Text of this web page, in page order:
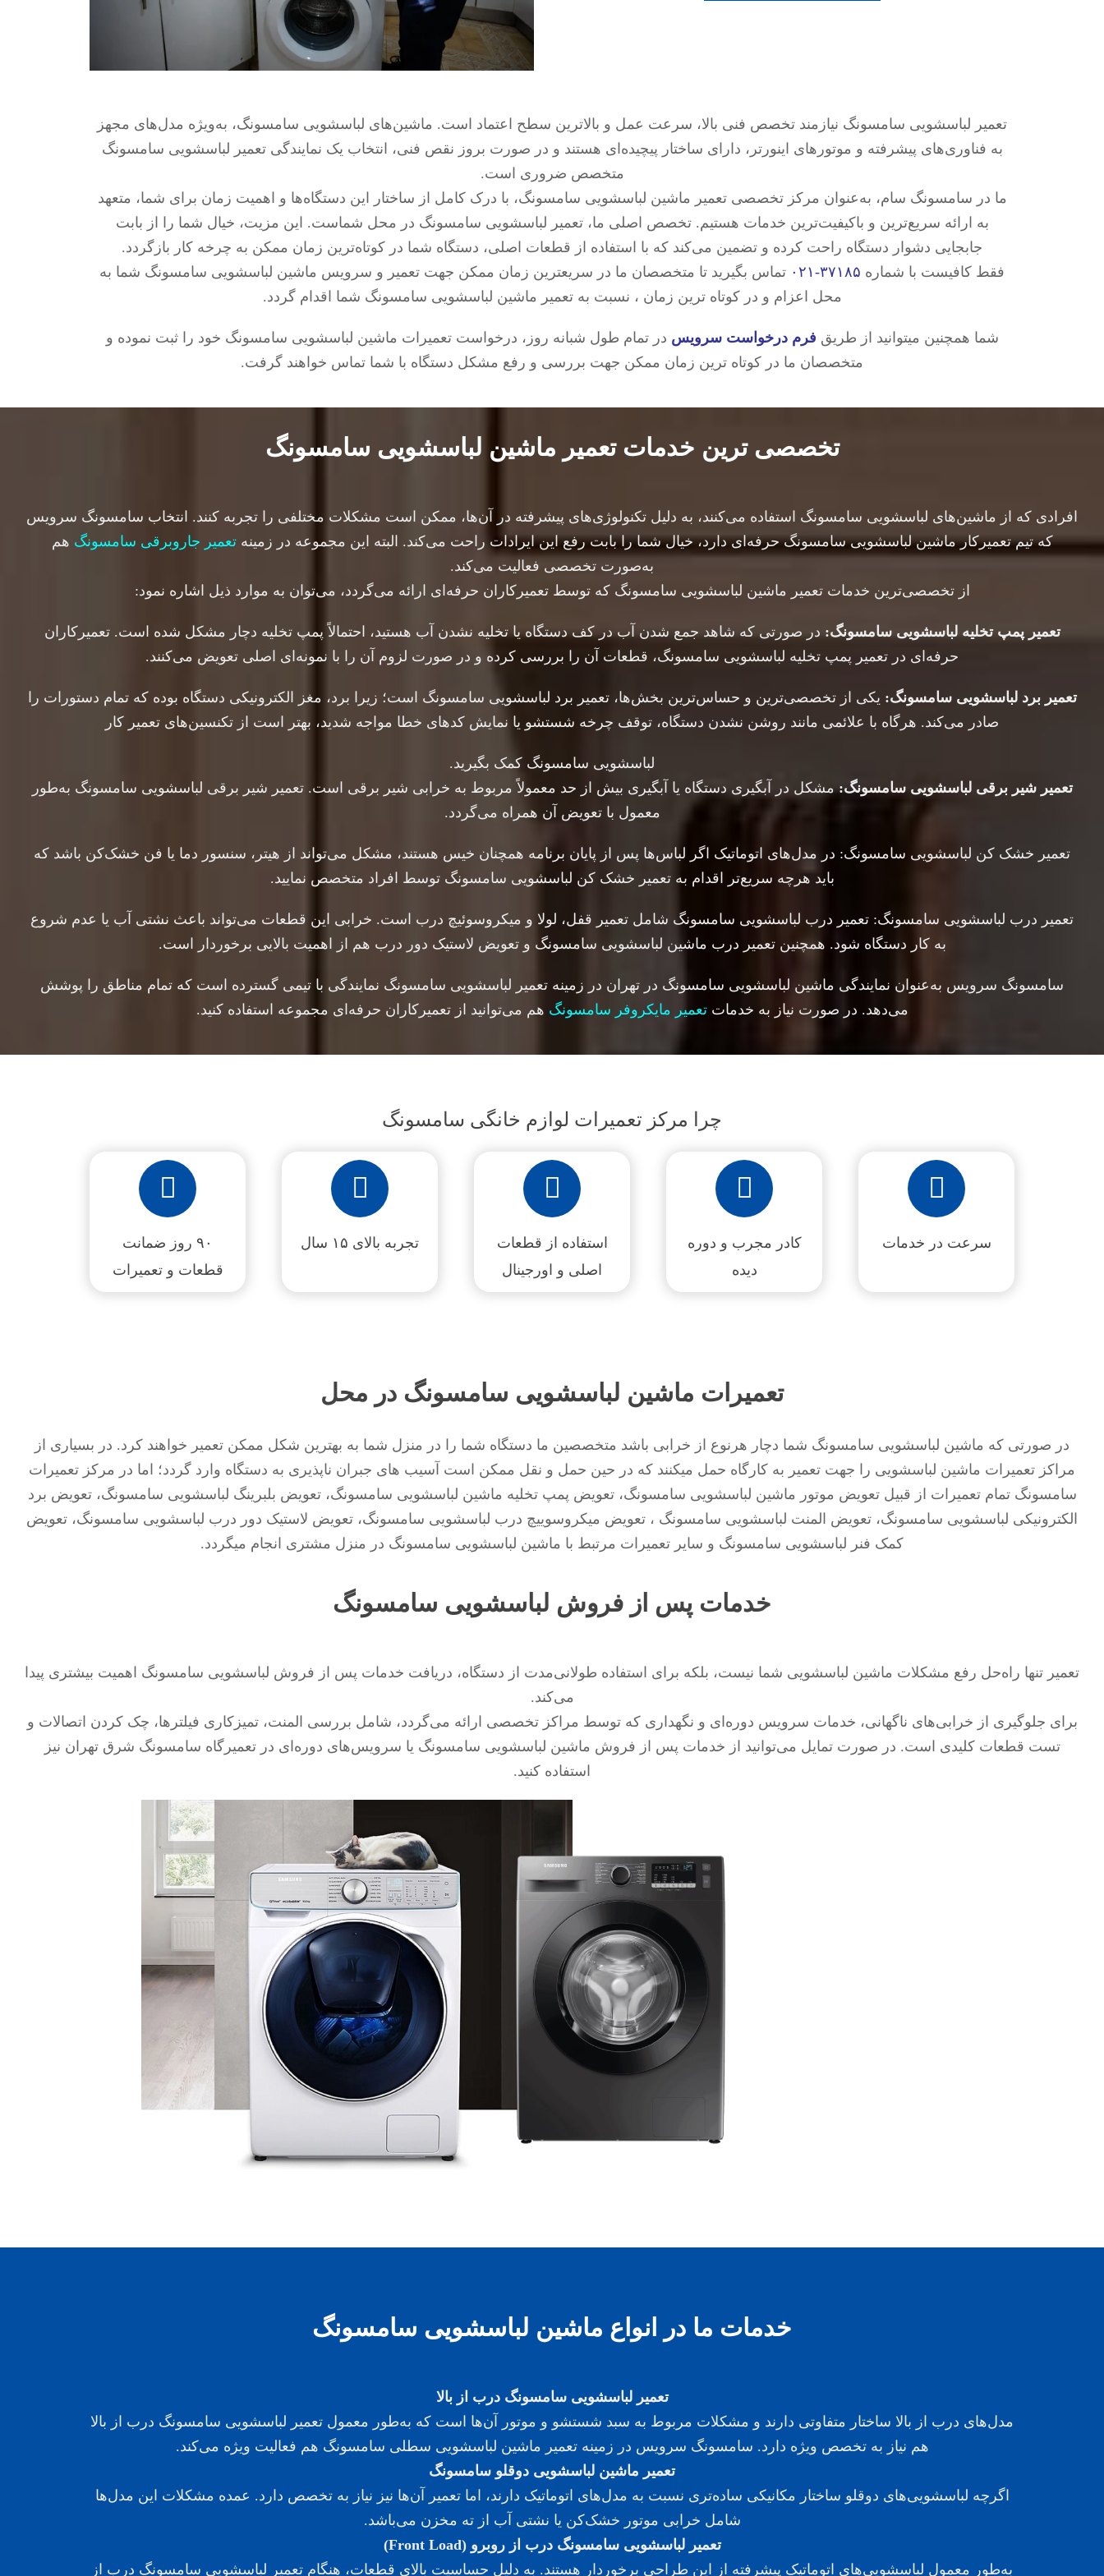
تعمیر لباسشویی سامسونگ نیازمند تخصص فنی بالا، سرعت عمل و بالاترین سطح اعتماد است. ماشین‌های لباسشویی سامسونگ، به‌ویژه مدل‌های مجهز
به فناوری‌های پیشرفته و موتورهای اینورتر، دارای ساختار پیچیده‌ای هستند و در صورت بروز نقص فنی، انتخاب یک نمایندگی تعمیر لباسشویی سامسونگ
متخصص ضروری است.
ما در سامسونگ سام، به‌عنوان مرکز تخصصی تعمیر ماشین لباسشویی سامسونگ، با درک کامل از ساختار این دستگاه‌ها و اهمیت زمان برای شما، متعهد
به ارائه سریع‌ترین و باکیفیت‌ترین خدمات هستیم. تخصص اصلی ما، تعمیر لباسشویی سامسونگ در محل شماست. این مزیت، خیال شما را از بابت
جابجایی دشوار دستگاه راحت کرده و تضمین می‌کند که با استفاده از قطعات اصلی، دستگاه شما در کوتاه‌ترین زمان ممکن به چرخه کار بازگردد.
فقط کافیست با شماره ۳۷۱۸۵-۰۲۱
تماس بگیرید تا متخصصان ما در سریعترین زمان ممکن جهت تعمیر و سرویس ماشین لباسشویی سامسونگ شما به
محل اعزام و در کوتاه ترین زمان ، نسبت به تعمیر ماشین لباسشویی سامسونگ شما اقدام گردد.
شما همچنین میتوانید از طریق فرم درخواست سرویس در تمام طول شبانه روز، درخواست تعمیرات ماشین لباسشویی سامسونگ خود را ثبت نموده و
متخصصان ما در کوتاه ترین زمان ممکن جهت بررسی و رفع مشکل دستگاه با شما تماس خواهند گرفت.
تخصصی ترین خدمات تعمیر ماشین لباسشویی سامسونگ
افرادی که از ماشین‌های لباسشویی سامسونگ استفاده می‌کنند، به دلیل تکنولوژی‌های پیشرفته در آن‌ها، ممکن است مشکلات مختلفی را تجربه کنند. انتخاب سامسونگ سرویس
که تیم تعمیرکار ماشین لباسشویی سامسونگ حرفه‌ای دارد، خیال شما را بابت رفع این ایرادات راحت می‌کند. البته این مجموعه در زمینهتعمیر جاروبرقی سامسونگ هم
به‌صورت تخصصی فعالیت می‌کند.
از تخصصی‌ترین خدمات تعمیر ماشین لباسشویی سامسونگ که توسط تعمیرکاران حرفه‌ای ارائه می‌گردد، می‌توان به موارد ذیل اشاره نمود:
تعمیر پمپ تخلیه لباسشویی سامسونگ: در صورتی که شاهد جمع شدن آب در کف دستگاه یا تخلیه نشدن آب هستید، احتمالاً پمپ تخلیه دچار مشکل شده است. تعمیرکاران
حرفه‌ای در تعمیر پمپ تخلیه لباسشویی سامسونگ، قطعات آن را بررسی کرده و در صورت لزوم آن را با نمونه‌ای اصلی تعویض می‌کنند.
تعمیر برد لباسشویی سامسونگ: یکی از تخصصی‌ترین و حساس‌ترین بخش‌ها، تعمیر برد لباسشویی سامسونگ است؛ زیرا برد، مغز الکترونیکی دستگاه بوده که تمام دستورات را
صادر می‌کند. هرگاه با علائمی مانند روشن نشدن دستگاه، توقف چرخه شستشو یا نمایش کدهای خطا مواجه شدید، بهتر است از تکنسین‌های تعمیر کار
لباسشویی سامسونگ کمک بگیرید.
تعمیر شیر برقی لباسشویی سامسونگ: مشکل در آبگیری دستگاه یا آبگیری بیش از حد معمولاً مربوط به خرابی شیر برقی است. تعمیر شیر برقی لباسشویی سامسونگ به‌طور
معمول با تعویض آن همراه می‌گردد.
تعمیر خشک کن لباسشویی سامسونگ: در مدل‌های اتوماتیک اگر لباس‌ها پس از پایان برنامه همچنان خیس هستند، مشکل می‌تواند از هیتر، سنسور دما یا فن خشک‌کن باشد که
باید هرچه سریع‌تر اقدام به تعمیر خشک کن لباسشویی سامسونگ توسط افراد متخصص نمایید.
تعمیر درب لباسشویی سامسونگ: تعمیر درب لباسشویی سامسونگ شامل تعمیر قفل، لولا و میکروسوئیچ درب است. خرابی این قطعات می‌تواند باعث نشتی آب یا عدم شروع
به کار دستگاه شود. همچنین تعمیر درب ماشین لباسشویی سامسونگ و تعویض لاستیک دور درب هم از اهمیت بالایی برخوردار است.
سامسونگ سرویس به‌عنوان نمایندگی ماشین لباسشویی سامسونگ در تهران در زمینه تعمیر لباسشویی سامسونگ نمایندگی با تیمی گسترده است که تمام مناطق را پوشش
می‌دهد. در صورت نیاز به خدماتتعمیر مایکروفر سامسونگ هم می‌توانید از تعمیرکاران حرفه‌ای مجموعه استفاده کنید.
چرا مرکز تعمیرات لوازم خانگی سامسونگ
سرعت در خدمات
کادر مجرب و دوره
دیده
استفاده از قطعات
اصلی و اورجینال
تجربه بالای ۱۵ سال
۹۰ روز ضمانت
قطعات و تعمیرات
تعمیرات ماشین لباسشویی سامسونگ در محل
در صورتی که ماشین لباسشویی سامسونگ شما دچار هرنوع از خرابی باشد متخصصین ما دستگاه شما را در منزل شما به بهترین شکل ممکن تعمیر خواهند کرد. در بسیاری از
مراکز تعمیرات ماشین لباسشویی را جهت تعمیر به کارگاه حمل میکنند که در حین حمل و نقل ممکن است آسیب های جبران ناپذیری به دستگاه وارد گردد؛ اما در مرکز تعمیرات
سامسونگ تمام تعمیرات از قبیل تعویض موتور ماشین لباسشویی سامسونگ، تعویض پمپ تخلیه ماشین لباسشویی سامسونگ، تعویض بلبرینگ لباسشویی سامسونگ، تعویض برد
الکترونیکی لباسشویی سامسونگ، تعویض المنت لباسشویی سامسونگ ، تعویض میکروسوییچ درب لباسشویی سامسونگ، تعویض لاستیک دور درب لباسشویی سامسونگ، تعویض
کمک فنر لباسشویی سامسونگ و سایر تعمیرات مرتبط با ماشین لباسشویی سامسونگ در منزل مشتری انجام میگردد.
خدمات پس از فروش لباسشویی سامسونگ
تعمیر تنها راه‌حل رفع مشکلات ماشین لباسشویی شما نیست، بلکه برای استفاده طولانی‌مدت از دستگاه، دریافت خدمات پس از فروش لباسشویی سامسونگ اهمیت بیشتری پیدا
می‌کند.
برای جلوگیری از خرابی‌های ناگهانی، خدمات سرویس دوره‌ای و نگهداری که توسط مراکز تخصصی ارائه می‌گردد، شامل بررسی المنت، تمیزکاری فیلترها، چک کردن اتصالات و
تست قطعات کلیدی است. در صورت تمایل می‌توانید از خدمات پس از فروش ماشین لباسشویی سامسونگ یا سرویس‌های دوره‌ای در تعمیرگاه سامسونگ شرق تهران نیز
استفاده کنید.
خدمات ما در انواع ماشین لباسشویی سامسونگ
تعمیر لباسشویی سامسونگ درب از بالا
مدل‌های درب از بالا ساختار متفاوتی دارند و مشکلات مربوط به سبد شستشو و موتور آن‌ها است که به‌طور معمول تعمیر لباسشویی سامسونگ درب از بالا
هم نیاز به تخصص ویژه دارد. سامسونگ سرویس در زمینه تعمیر ماشین لباسشویی سطلی سامسونگ هم فعالیت ویژه می‌کند.
تعمیر ماشین لباسشویی دوقلو سامسونگ
اگرچه لباسشویی‌های دوقلو ساختار مکانیکی ساده‌تری نسبت به مدل‌های اتوماتیک دارند، اما تعمیر آن‌ها نیز نیاز به تخصص دارد. عمده مشکلات این مدل‌ها
شامل خرابی موتور خشک‌کن یا نشتی آب از ته مخزن می‌باشد.
تعمیر لباسشویی سامسونگ درب از روبرو (Front Load)
به‌طور معمول لباسشویی‌های اتوماتیک پیشرفته از این طراحی برخوردار هستند. به دلیل حساسیت بالای قطعات، هنگام تعمیر لباسشویی سامسونگ درب از